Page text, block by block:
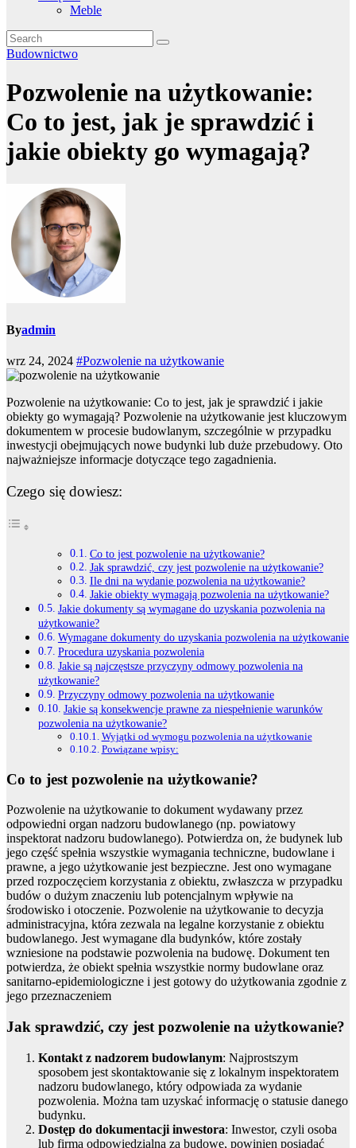
Meble
Budownictwo
Pozwolenie na użytkowanie:
Co to jest, jak je sprawdzić i
jakie obiekty go wymagają?
Byadmin
wrz 24, 2024 #Pozwolenie na użytkowanie
Pozwolenie na użytkowanie: Co to jest, jak je sprawdzić i jakie
obiekty go wymagają? Pozwolenie na użytkowanie jest kluczowym
dokumentem w procesie budowlanym, szczególnie w przypadku
inwestycji obejmujących nowe budynki lub duże przebudowy. Oto
najważniejsze informacje dotyczące tego zagadnienia.
Czego się dowiesz:
Co to jest pozwolenie na użytkowanie?
Jak sprawdzić, czy jest pozwolenie na użytkowanie?
Ile dni na wydanie pozwolenia na użytkowanie?
Jakie obiekty wymagają pozwolenia na użytkowanie?
Jakie dokumenty są wymagane do uzyskania pozwolenia na
użytkowanie?
Wymagane dokumenty do uzyskania pozwolenia na użytkowanie
Procedura uzyskania pozwolenia
Jakie są najczęstsze przyczyny odmowy pozwolenia na
użytkowanie?
Przyczyny odmowy pozwolenia na użytkowanie
Jakie są konsekwencje prawne za niespełnienie warunków
pozwolenia na użytkowanie?
Wyjątki od wymogu pozwolenia na użytkowanie
Powiązane wpisy:
Co to jest pozwolenie na użytkowanie?
Pozwolenie na użytkowanie to dokument wydawany przez
odpowiedni organ nadzoru budowlanego (np. powiatowy
inspektorat nadzoru budowlanego). Potwierdza on, że budynek lub
jego część spełnia wszystkie wymagania techniczne, budowlane i
prawne, a jego użytkowanie jest bezpieczne. Jest ono wymagane
przed rozpoczęciem korzystania z obiektu, zwłaszcza w przypadku
budów o dużym znaczeniu lub potencjalnym wpływie na
środowisko i otoczenie. Pozwolenie na użytkowanie to decyzja
administracyjna, która zezwala na legalne korzystanie z obiektu
budowlanego. Jest wymagane dla budynków, które zostały
wzniesione na podstawie pozwolenia na budowę. Dokument ten
potwierdza, że obiekt spełnia wszystkie normy budowlane oraz
sanitarno-epidemiologiczne i jest gotowy do użytkowania zgodnie z
jego przeznaczeniem
Jak sprawdzić, czy jest pozwolenie na użytkowanie?
Kontakt z nadzorem budowlanym: Najprostszym
sposobem jest skontaktowanie się z lokalnym inspektoratem
nadzoru budowlanego, który odpowiada za wydanie
pozwolenia. Można tam uzyskać informację o statusie danego
budynku.
Dostęp do dokumentacji inwestora: Inwestor, czyli osoba
lub firma odpowiedzialna za budowę, powinien posiadać